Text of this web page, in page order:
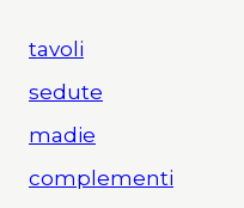
tavoli
sedute
madie
complementi